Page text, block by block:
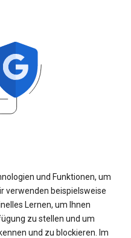
und Funktionen, um
verwenden beispielsweise
Lernen, um Ihnen
zu stellen und um
und zu blockieren. Im